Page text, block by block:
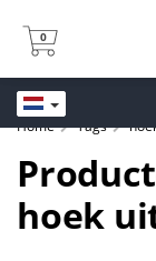
0
0
Home Tags
hoek